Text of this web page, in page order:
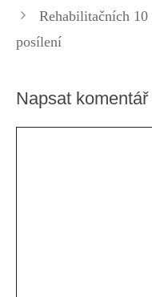
Rehabilitačních
posílení
Napsat komentář